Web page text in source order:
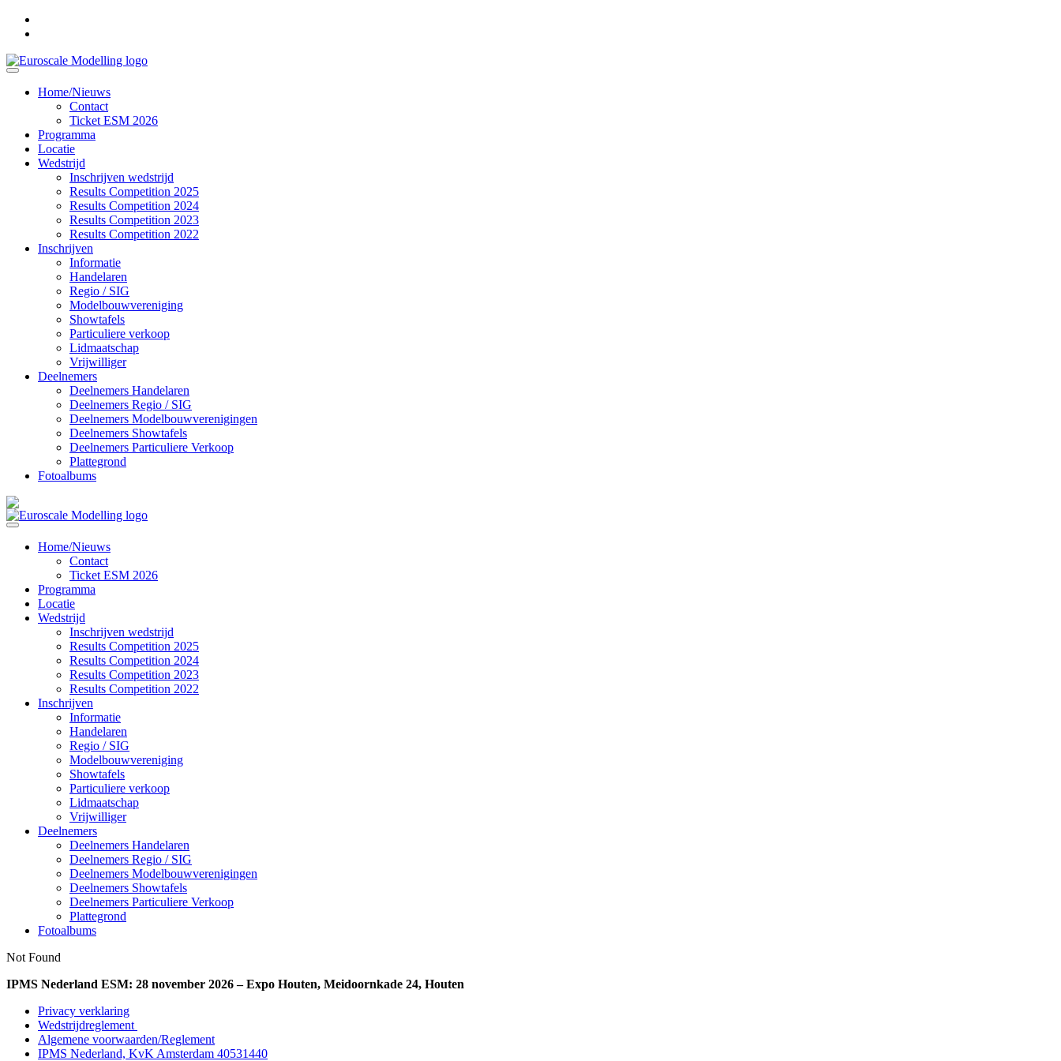
Home/Nieuws
Contact
Ticket ESM 2026
Programma
Locatie
Wedstrijd
Inschrijven wedstrijd
Results Competition 2025
Results Competition 2024
Results Competition 2023
Results Competition 2022
Inschrijven
Informatie
Handelaren
Regio / SIG
Modelbouwvereniging
Showtafels
Particuliere verkoop
Lidmaatschap
Vrijwilliger
Deelnemers
Deelnemers Handelaren
Deelnemers Regio / SIG
Deelnemers Modelbouwverenigingen
Deelnemers Showtafels
Deelnemers Particuliere Verkoop
Plattegrond
Fotoalbums
Home/Nieuws
Contact
Ticket ESM 2026
Programma
Locatie
Wedstrijd
Inschrijven wedstrijd
Results Competition 2025
Results Competition 2024
Results Competition 2023
Results Competition 2022
Inschrijven
Informatie
Handelaren
Regio / SIG
Modelbouwvereniging
Showtafels
Particuliere verkoop
Lidmaatschap
Vrijwilliger
Deelnemers
Deelnemers Handelaren
Deelnemers Regio / SIG
Deelnemers Modelbouwverenigingen
Deelnemers Showtafels
Deelnemers Particuliere Verkoop
Plattegrond
Fotoalbums
Not Found
IPMS Nederland ESM: 28 november 2026 – Expo Houten, Meidoornkade 24, Houten
Privacy verklaring
Wedstrijdreglement
Algemene voorwaarden/Reglement
IPMS Nederland, KvK Amsterdam 40531440